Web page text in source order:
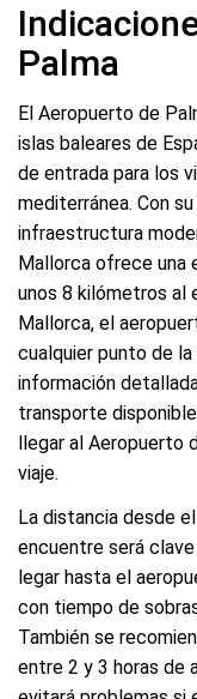
Palma
El Aeropuerto de
islas baleares de
de entrada para los
mediterránea. Con
infraestructura
Mallorca ofrece una
unos 8 kilómetros al
Mallorca, el
cualquier punto de la
información
transporte
llegar al Aeropuerto
viaje.
La distancia desde
encuentre será
legar hasta el
con tiempo de
También se
entre 2 y 3 horas de